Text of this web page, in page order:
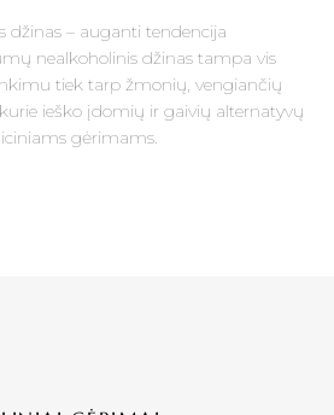
džinas – auganti tendencija
nealkoholinis džinas tampa vis
tiek tarp žmonių, vengiančių
ieško įdomių ir gaivių alternatyvų
gėrimams.